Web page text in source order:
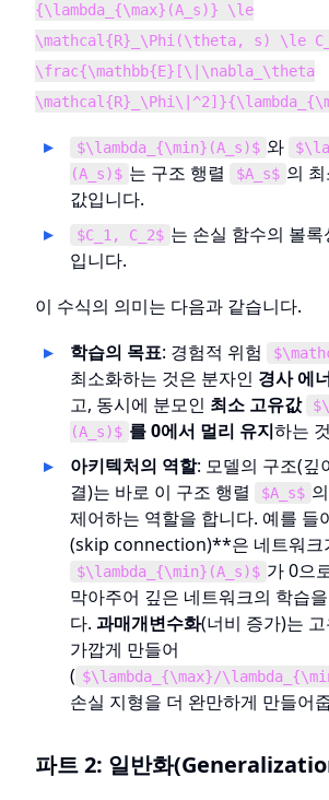
{\lambda_{\max}(A_s)} \le
\mathcal{R}_\Phi(\theta, s) \le
\frac{\mathbb{E}[\|\nabla_\theta
$\lambda_{\min}(A_s)$ 와
(A_s)$ 는 구조 행렬 $A_s$ 의
값입니다.
$C_1, C_2$ 는 손실 함수의 볼
입니다.
이 수식의 의미는 다음과 같습니다.
학습의 목표: 경험적 위험
최소화하는 것은 분자인 경사 에
고, 동시에 분모인 최소 고유값
(A_s)$ 를 0에서 멀리 유지하는
아키텍처의 역할: 모델의 구조(깊
결)는 바로 이 구조 행렬
$A_s$
제어하는 역할을 합니다. 예를 들
(skip connection)**은 네트워크
$\lambda_{\min}(A_s)$ 가 0으
막아주어 깊은 네트워크의 학습
다. 과매개변수화(너비 증가)는
가깝게 만들어
( $\lambda_{\max}/
손실 지형을 더 완만하게 만들어
파트 2: 일반화